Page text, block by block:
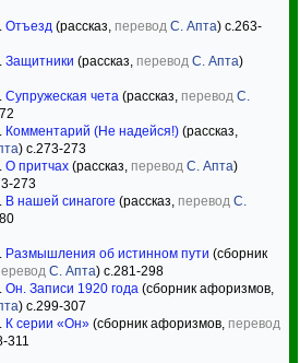
Отъезд (рассказ, перевод С. Апта) c.263-
Защитники (рассказ, перевод С. Апта)
Супружеская чета (рассказ, перевод С.
Комментарий (Не надейся!) (рассказ,
) c.273-273
О притчах (рассказ, перевод С. Апта)
273
В нашей синагоге (рассказ, перевод С.
Размышления об истинном пути (сборник
С. Апта) c.281-298
Он. Записи 1920 года (сборник афоризмов,
) c.299-307
К серии «Он» (сборник афоризмов, перевод
311